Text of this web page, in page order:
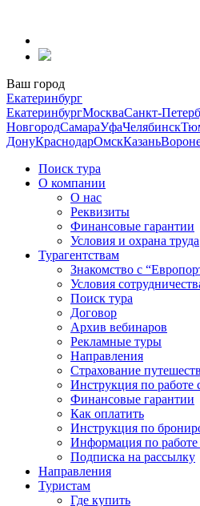
содержанию
Ваш город
Екатеринбург
ЕкатеринбургМоскваСанкт-
НовгородСамараУфаЧелябинск
ДонуКраснодарОмскКазань
Поиск тура
О компании
О нас
Реквизиты
Финансовые гарантии
Условия и охрана труда
Турагентствам
Знакомство с
Условия
Поиск тура
Договор
Архив вебинаров
Рекламные туры
Направления
Страхование
Инструкция по работе
Финансовые гарантии
Как оплатить
Инструкция по
Информация по работе
Подписка на рассылку
Направления
Туристам
Где купить